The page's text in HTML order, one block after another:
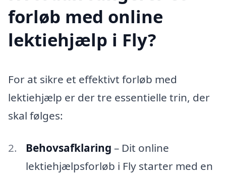
forløb med online
lektiehjælp i Fly?
For at sikre et effektivt forløb med
lektiehjælp er der tre essentielle trin, der
skal følges:
Behovsafklaring – Dit online
lektiehjælpsforløb i Fly starter med en